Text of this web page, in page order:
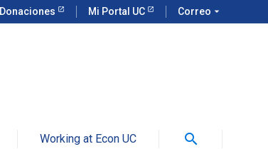
Donaciones Mi Portal UC Correo arrow_drop_down
Working at Econ UC search